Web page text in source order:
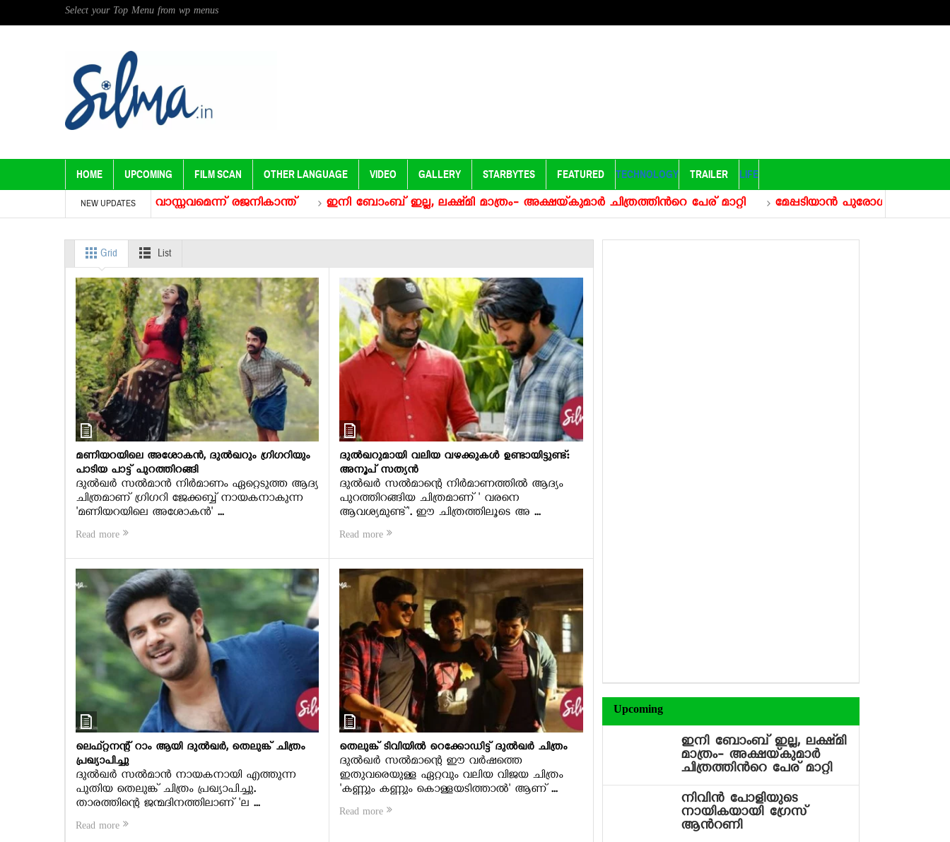
Select your Top Menu from wp menus
HOME UPCOMING FILM SCAN OTHER LANGUAGE VIDEO GALLERY STARBYTES FEATURED TECHNOLOGY TRAILER LIFE
NEW UPDATES
വാര്‍ത്തകള്‍ വാസ്തവമെന്ന് രജനികാന്ത് ഇനി ബോംബ് ഇല്ല, ലക്ഷ്‍മി മാത്രം- അക്ഷയ്‍കുമാര്‍ ചിത്രത്തിന്‍റെ പേര് മാറ്റി മേപ്പടിയാന്‍ പുരോഗമിക്കുന്നു,
Grid List
മണിയറയിലെ അശോകന്‍, ദുല്‍ഖറും ഗ്രിഗറിയും
പാടിയ പാട്ട് പുറത്തിറങ്ങി
ദുല്‍ഖര്‍ സല്‍മാന്‍ നിര്‍മാണം ഏറ്റെടുത്ത ആദ്യ
ചിത്രമാണ് ഗ്രിഗറി ജേക്കബ്ബ് നായകനാകുന്ന
'മണിയറയിലെ അശോകന്‍' ...
Read more
ദുല്‍ഖറുമായി വലിയ വഴക്കുകള്‍ ഉണ്ടായിട്ടുണ്ട്:
അനൂപ് സത്യന്‍
ദുല്‍ഖര്‍ സല്‍മാന്റെ നിര്‍മാണത്തില്‍ ആദ്യം
പുറത്തിറങ്ങിയ ചിത്രമാണ് ' വരനെ
ആവശ്യമുണ്ട്'. ഈ ചിത്രത്തിലൂടെ അ ...
Read more
ലെഫ്റ്റനന്റ് റാം ആയി ദുല്‍ഖര്‍, തെലുങ്ക് ചിത്രം
പ്രഖ്യാപിച്ചു
ദുല്‍ഖര്‍ സല്‍മാന്‍ നായകനായി എത്തുന്ന
പുതിയ തെലുങ്ക് ചിത്രം പ്രഖ്യാപിച്ചു.
താരത്തിന്റെ ജന്മദിനത്തിലാണ് 'ല ...
Read more
തെലുങ്ക് ടിവിയില്‍ റെക്കോഡിട്ട് ദുല്‍ഖര്‍ ചിത്രം
ദുല്‍ഖര്‍ സല്‍മാന്റെ ഈ വര്‍ഷത്തെ
ഇതുവരെയുള്ള ഏറ്റവും വലിയ വിജയ ചിത്രം
'കണ്ണും കണ്ണും കൊള്ളയടിത്താല്‍' ആണ് ...
Read more
Upcoming
ഇനി ബോംബ് ഇല്ല, ലക്ഷ്‍മി
മാത്രം- അക്ഷയ്‍കുമാര്‍
ചിത്രത്തിന്‍റെ പേര് മാറ്റി
നിവിന്‍ പോളിയുടെ
നായികയായി ഗ്രേസ്
ആന്‍റണി